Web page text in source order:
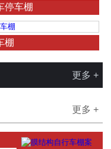
停车棚
棚
更多 +
更多 +